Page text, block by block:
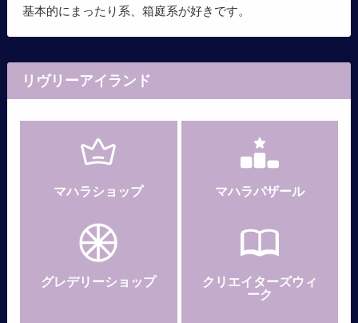
基本的にまったり系、箱庭系が好きです。
リヴリーアイランド
マハラショップ マハラバザール
グレデリーショップ
クリエイターズウィ
ーク